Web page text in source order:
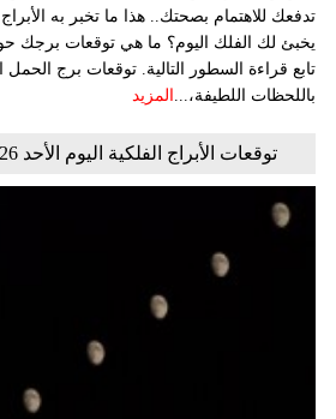
تدفعك للاهتمام بصحتك.. هذا ما تخبر به
يخبئ لك الفلك اليوم؟ ما هي توقعات برجك
تابع قراءة السطور التالية. توقعات برج الحمل
باللحظات اللطيفة،...
المزيد
توقعات الأبراج الفلكية اليوم الأحد 26 أبريل / نيسان 2026